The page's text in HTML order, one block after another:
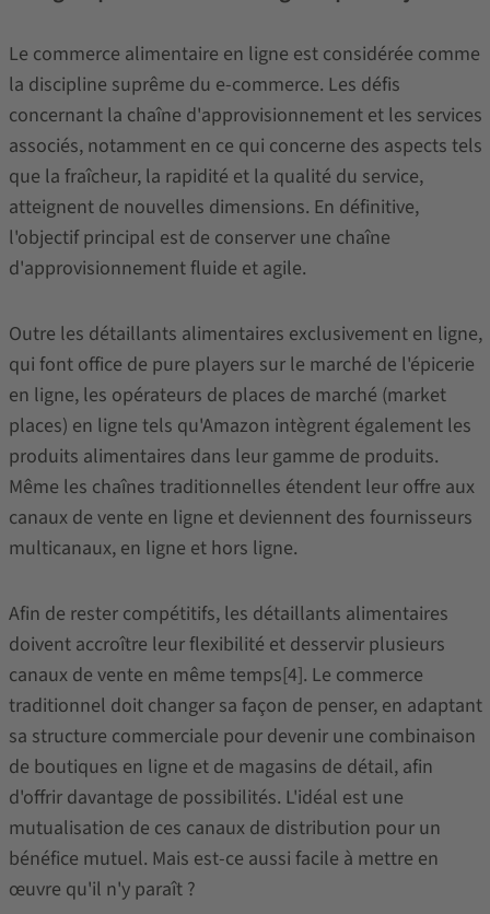
Le commerce alimentaire en ligne est considérée comme
la discipline suprême du e-commerce. Les défis
concernant la chaîne d'approvisionnement et les services
associés, notamment en ce qui concerne des aspects tels
que la fraîcheur, la rapidité et la qualité du service,
atteignent de nouvelles dimensions. En définitive,
l'objectif principal est de conserver une chaîne
d'approvisionnement fluide et agile.
Outre les détaillants alimentaires exclusivement en ligne,
qui font office de pure players sur le marché de l'épicerie
en ligne, les opérateurs de places de marché (market
places) en ligne tels qu'Amazon intègrent également les
produits alimentaires dans leur gamme de produits.
Même les chaînes traditionnelles étendent leur offre aux
canaux de vente en ligne et deviennent des fournisseurs
multicanaux, en ligne et hors ligne.
Afin de rester compétitifs, les détaillants alimentaires
doivent accroître leur flexibilité et desservir plusieurs
canaux de vente en même temps[4]. Le commerce
traditionnel doit changer sa façon de penser, en adaptant
sa structure commerciale pour devenir une combinaison
de boutiques en ligne et de magasins de détail, afin
d'offrir davantage de possibilités. L'idéal est une
mutualisation de ces canaux de distribution pour un
bénéfice mutuel. Mais est-ce aussi facile à mettre en
œuvre qu'il n'y paraît ?